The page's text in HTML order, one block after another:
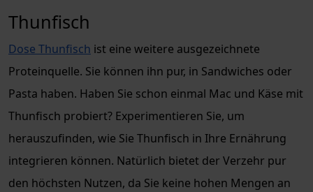
Thunfisch
Dose Thunfisch ist eine weitere ausgezeichnete
Proteinquelle. Sie können ihn pur, in Sandwiches oder
Pasta haben. Haben Sie schon einmal Mac und Käse mit
Thunfisch probiert? Experimentieren Sie, um
herauszufinden, wie Sie Thunfisch in Ihre Ernährung
integrieren können. Natürlich bietet der Verzehr pur
den höchsten Nutzen, da Sie keine hohen Mengen an